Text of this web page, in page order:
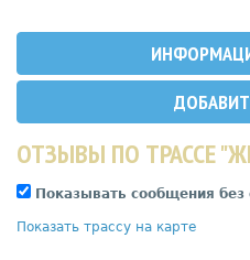
ОТЗЫВЫ ПО ТРАССЕ
Показывать сообщения без
Показать трассу на карте